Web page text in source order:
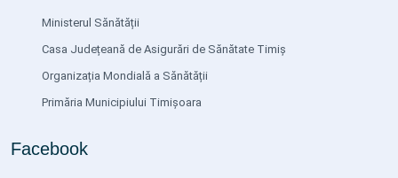
Ministerul Sănătății
Casa Județeană de Asigurări de Sănătate Timiș
Organizația Mondială a Sănătății
Primăria Municipiului Timișoara
Facebook